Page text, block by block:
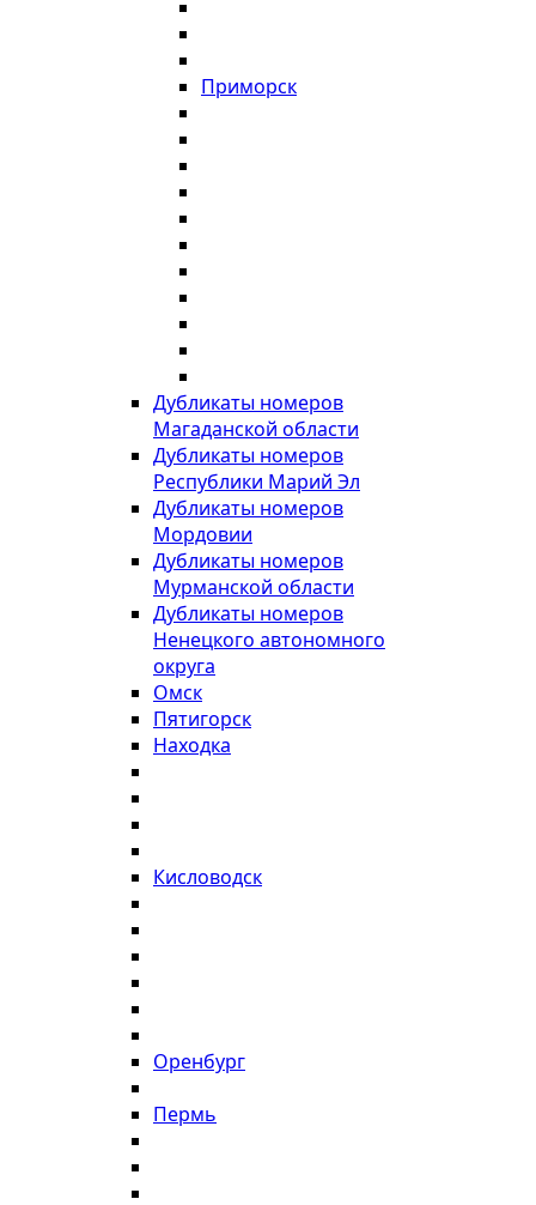
Приморск
Дубликаты номеров
Магаданской области
Дубликаты номеров
Республики Марий Эл
Дубликаты номеров
Мордовии
Дубликаты номеров
Мурманской области
Дубликаты номеров
Ненецкого автономного
округа
Омск
Пятигорск
Находка
Кисловодск
Оренбург
Пермь